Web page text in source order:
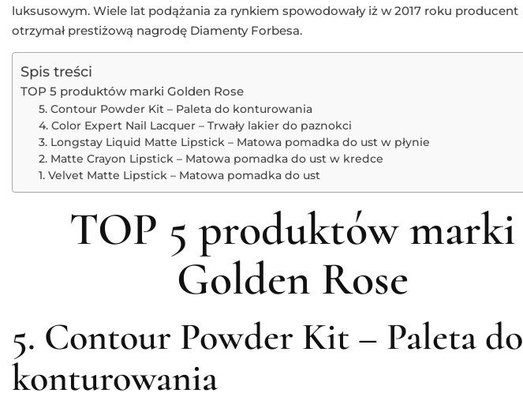
luksusowym. Wiele lat podążania za rynkiem spowodowały iż w 2017 roku producent
otrzymał prestiżową nagrodę Diamenty Forbesa.
Spis treści
TOP 5 produktów marki Golden Rose
5. Contour Powder Kit – Paleta do konturowania
4. Color Expert Nail Lacquer – Trwały lakier do paznokci
3. Longstay Liquid Matte Lipstick – Matowa pomadka do ust w płynie
2. Matte Crayon Lipstick – Matowa pomadka do ust w kredce
1. Velvet Matte Lipstick – Matowa pomadka do ust
TOP 5 produktów marki
Golden Rose
5. Contour Powder Kit – Paleta do
konturowania